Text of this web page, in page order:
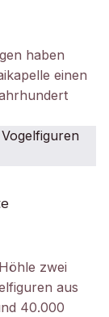
haben
einen
zwei
aus
40.000